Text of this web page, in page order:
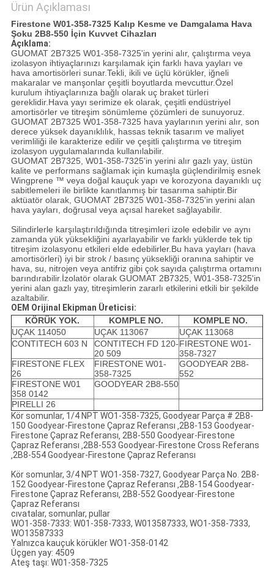
Ürün Açıklaması
Firestone W01-358-7325 Kalıp Kesme ve Damgalama Hava
Şoku 2B8-550 İçin Kuvvet Cihazları
Açıklama:
GUOMAT 2B7325 W01-358-7325'in yerini alır, çalıştırma veya
izolasyon ihtiyaçlarınızı karşılamak için farklı hava yayları ve
hava amortisörleri sunar.Tekli, ikili ve üçlü körükler, iğneli
makaralar ve manşonlar çeşitli boyutlarda mevcuttur.Özel
kurulum ihtiyaçlarınıza bağlı olarak uç braket türleri
gereklidir.Hava yayı serimize ek olarak, çeşitli endüstriyel
amortisörler ve titreşim sönümleme çözümleri de sunuyoruz.
GUOMAT 2B7325 W01-358-7325 hava yaylarının yerini alır, son
derece yüksek dayanıklılık, hassas teknik tasarım ve maliyet
verimliliği ile karakterize edilir ve çeşitli çalıştırma ve titreşim
izolasyon uygulamalarında kullanılabilir.
GUOMAT 2B7325, W01-358-7325'in yerini alır gazlı yay, üstün
kalite ve performans sağlamak için kumaşla güçlendirilmiş esnek
Wingprene ™ veya doğal kauçuk yapı ve korozyona dayanıklı uç
sabitlemeleri ile birlikte kanıtlanmış bir tasarıma sahiptir.Bir
aktüatör olarak, GUOMAT 2B7325 W01-358-7325'in yerini alan
hava yayları, doğrusal veya açısal hareket sağlayabilir.
Silindirlerle karşılaştırıldığında titreşimleri izole edebilir ve aynı
zamanda yük yüksekliğini ayarlayabilir ve farklı yüklerde tek tip
titreşim izolasyonu etkileri elde edebilirler.Bu hava yayları (hava
amortisörleri) iyi bir strok / basınç yüksekliği oranına sahiptir ve
hava, su, nitrojen veya antifriz gibi çok sayıda çalıştırma ortamını
barındırabilir.İzolatör olarak GUOMAT 2B7325, W01-358-7325'in
yerini alan gazlı yay, titreşimlerin zararlı etkilerini etkili bir şekilde
azaltabilir.
OEM Orijinal Ekipman Üreticisi:
KÖRÜK YOK.
KOMPLE NO.
KOMPLE NO.
UÇAK 114050
UÇAK 113067
UÇAK 113068
CONTITECH 603 N
CONTITECH FD 120-
20 509
FIRESTONE W01-
358-7327
FIRESTONE FLEX
26
FIRESTONE W01-
358-7325
GOODYEAR 2B8-
552
FIRESTONE W01
358 0142
GOODYEAR 2B8-550
PIRELLI 26
Kör somunlar, 1/4 NPT WO1-358-7325, Goodyear Parça # 2B8-
150 Goodyear-Firestone Çapraz Referansı ‚2B8-153 Goodyear-
Firestone Çapraz Referansı‚ 2B8-550 Goodyear-Firestone
Çapraz Referansı ‚2B8-553 Goodyear-Firestone Cross Referans
‚2B8-554 Goodyear-Firestone Çapraz Referansı
Kör somunlar, 3/4 NPT WO1-358-7327, Goodyear Parça No. 2B8-
152 Goodyear-Firestone Çapraz Referansı ‚2B8-154 Goodyear-
Firestone Çapraz Referansı‚ 2B8-552 Goodyear-Firestone
Çapraz Referansı
cıvatalar, somunlar, pullar
WO1-358-7333: W01-358-7333, W013587333, WO1-358-7333,
WO13587333
Yalnızca kauçuk körükler WO1-358-0142
Üçgen yay: 4509
Ateş taşı: W01-358-7325